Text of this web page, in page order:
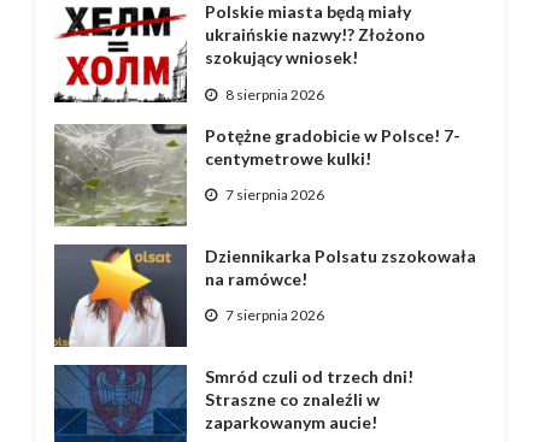
Polskie miasta będą miały
ukraińskie nazwy!? Złożono
szokujący wniosek!
8 sierpnia 2026
Potężne gradobicie w Polsce! 7-
centymetrowe kulki!
7 sierpnia 2026
Dziennikarka Polsatu zszokowała
na ramówce!
7 sierpnia 2026
Smród czuli od trzech dni!
Straszne co znaleźli w
zaparkowanym aucie!